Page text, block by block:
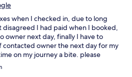
when I checked in, due to long
I had paid when I booked,
owner next day, finally I have to
owner the next day for my
on my journey a bite. please
what kind of taxes I paid.